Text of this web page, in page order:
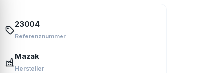
23004
Referenznummer
Mazak
Hersteller